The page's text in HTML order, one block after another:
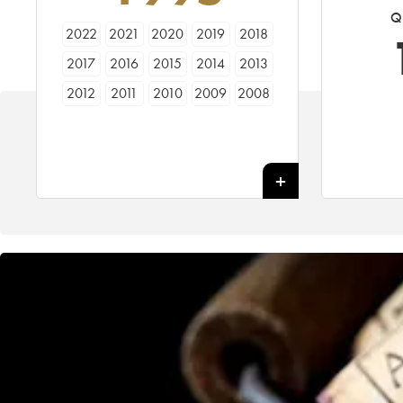
2022 2021 2020 2019
2018
2017
2016 2015 2014
2013
2012
2011 2010 2009
2008
1978
1974
1969
1967
1961
1957
1956